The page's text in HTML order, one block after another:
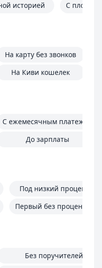
историей
С плохой
На карту без звонков
На Киви кошелек
С ежемесячным платежом
До зарплаты
Под низкий процент
Первый без процентов
Без поручителей